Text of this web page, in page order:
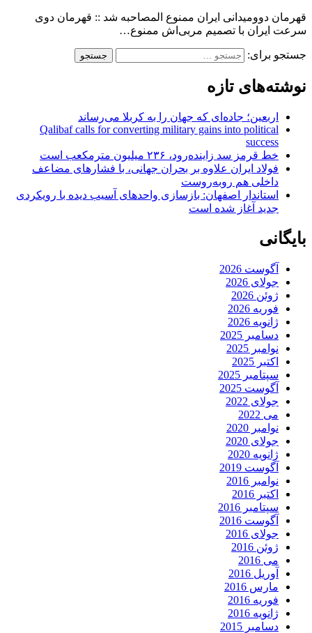
قهرمان دوومیدانی ایران ممنوع المصاحبه شد :: قهرمان دوی
سرعت ایران با تصمیم مربی‌اش ممنوع…
جستجو برای:
نوشته‌های تازه
اربعین؛ جاده‌ای که جهان را به کربلا می‌رساند
Qalibaf calls for converting military gains into political
success
خط قرمز سد زاینده‌رود، ۲۳۶ میلیون مترمکعب است
فولاد ایران علاوه بر بحران جهانی، با فشارهای مضاعف
داخلی هم روبه‌روست
استاندار اصفهان: بازسازی واحدهای آسیب دیده با رویکردی
جدید آغاز شده است
بایگانی
آگوست 2026
جولای 2026
ژوئن 2026
فوریه 2026
ژانویه 2026
دسامبر 2025
نوامبر 2025
اکتبر 2025
سپتامبر 2025
آگوست 2025
جولای 2022
می 2022
نوامبر 2020
جولای 2020
ژانویه 2020
آگوست 2019
نوامبر 2016
اکتبر 2016
سپتامبر 2016
آگوست 2016
جولای 2016
ژوئن 2016
می 2016
آوریل 2016
مارس 2016
فوریه 2016
ژانویه 2016
دسامبر 2015